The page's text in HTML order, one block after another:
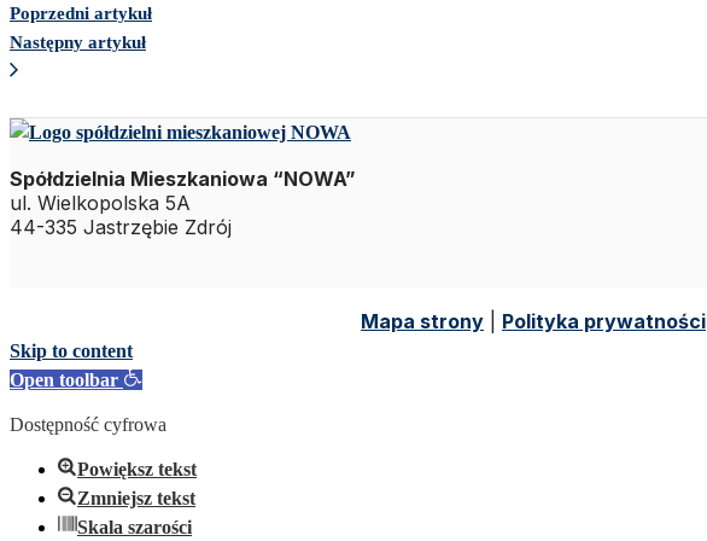
Poprzedni artykuł
Następny artykuł
Spółdzielnia Mieszkaniowa “NOWA”
ul. Wielkopolska 5A
44-335 Jastrzębie Zdrój
Mapa strony Polityka prywatności
Skip to content
Open toolbar
Dostępność cyfrowa
Powiększ tekst
Zmniejsz tekst
Skala szarości